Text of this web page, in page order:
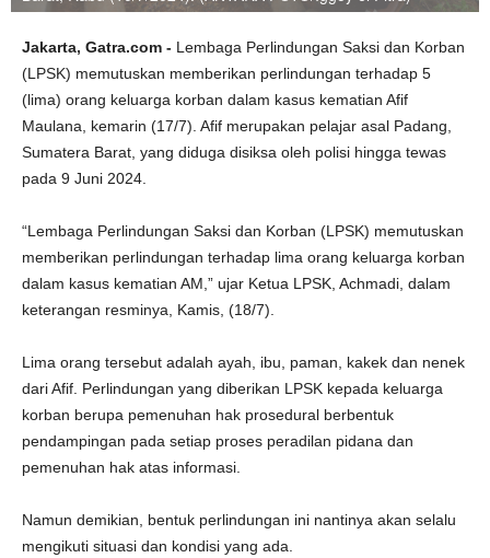
Jakarta, Gatra.com - Lembaga Perlindungan Saksi dan Korban
(LPSK) memutuskan memberikan perlindungan terhadap 5
(lima) orang keluarga korban dalam kasus kematian Afif
Maulana, kemarin (17/7). Afif merupakan pelajar asal Padang,
Sumatera Barat, yang diduga disiksa oleh polisi hingga tewas
pada 9 Juni 2024.
“Lembaga Perlindungan Saksi dan Korban (LPSK) memutuskan
memberikan perlindungan terhadap lima orang keluarga korban
dalam kasus kematian AM,” ujar Ketua LPSK, Achmadi, dalam
keterangan resminya, Kamis, (18/7).
Lima orang tersebut adalah ayah, ibu, paman, kakek dan nenek
dari Afif. Perlindungan yang diberikan LPSK kepada keluarga
korban berupa pemenuhan hak prosedural berbentuk
pendampingan pada setiap proses peradilan pidana dan
pemenuhan hak atas informasi.
Namun demikian, bentuk perlindungan ini nantinya akan selalu
mengikuti situasi dan kondisi yang ada.